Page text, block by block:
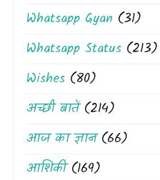
Whatsapp Gyan (31)
Whatsapp Status (213)
Wishes (80)
अच्छी बातें(214)
आज का ज्ञान(66)
आशिकी(169)